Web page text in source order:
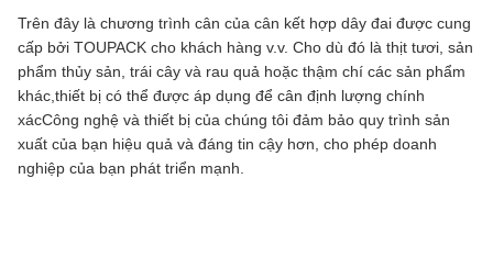
Trên đây là chương trình cân của cân kết hợp dây đai được cung
cấp bởi TOUPACK cho khách hàng v.v. Cho dù đó là thịt tươi, sản
phẩm thủy sản, trái cây và rau quả hoặc thậm chí các sản phẩm
khác,thiết bị có thể được áp dụng để cân định lượng chính
xácCông nghệ và thiết bị của chúng tôi đảm bảo quy trình sản
xuất của bạn hiệu quả và đáng tin cậy hơn, cho phép doanh
nghiệp của bạn phát triển mạnh.